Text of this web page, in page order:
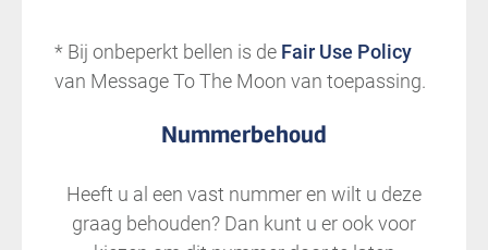
* Bij onbeperkt bellen is de Fair Use Policy
van Message To The Moon van toepassing.
Nummerbehoud
Heeft u al een vast nummer en wilt u deze
graag behouden? Dan kunt u er ook voor